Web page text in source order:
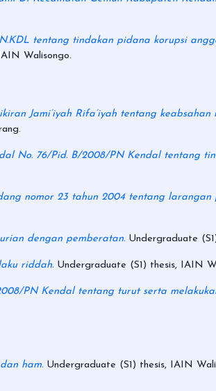
tentang tindakan pidana korupsi
Walisongo.
Jami’iyah Rifa’iyah tentang
No. 76/Pid. B/2008/PN Kendal tentang
nomor 23 tahun 2004 tentang larangan
dengan pemberatan. Undergraduate
riddah. Undergraduate (S1) thesis, IAIN
PN Kendal tentang turut serta
ham. Undergraduate (S1) thesis, IAIN